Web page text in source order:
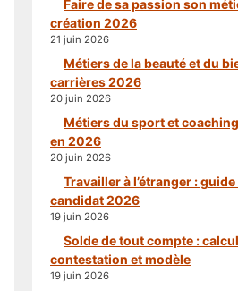
Faire de sa passion son
création 2026
21 juin 2026
Métiers de la beauté et du
carrières 2026
20 juin 2026
Métiers du sport et
en 2026
20 juin 2026
Travailler à l’étranger :
candidat 2026
19 juin 2026
Solde de tout compte :
contestation et modèle
19 juin 2026